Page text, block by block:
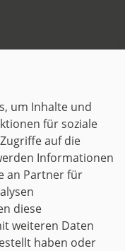
um Inhalte und
für soziale
auf die
Informationen
an Partner für
diese
weiteren Daten
haben oder
Kontakt
auf linkedin